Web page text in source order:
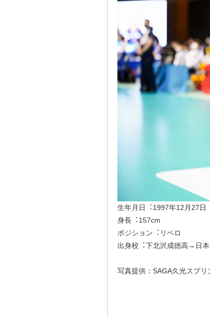
⽣年⽉⽇︓1997年12⽉27⽇
⾝⻑︓157cm
ポジション︓リベロ
出⾝校︓下北沢成徳高→⽇
写真提供：SAGA久光スプリ